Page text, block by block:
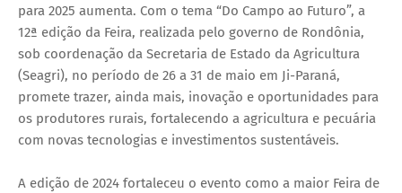
para 2025 aumenta. Com o tema “Do Campo ao Futuro”, a
12ª edição da Feira, realizada pelo governo de Rondônia,
sob coordenação da Secretaria de Estado da Agricultura
(Seagri), no período de 26 a 31 de maio em Ji-Paraná,
promete trazer, ainda mais, inovação e oportunidades para
os produtores rurais, fortalecendo a agricultura e pecuária
com novas tecnologias e investimentos sustentáveis.
A edição de 2024 fortaleceu o evento como a maior Feira de